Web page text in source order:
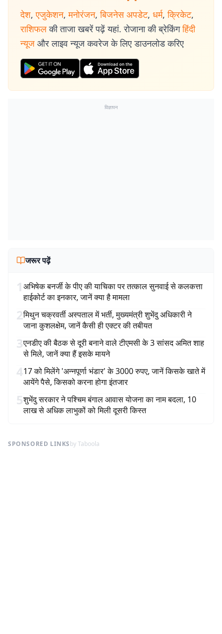
देश, एजुकेशन, मनोरंजन, बिजनेस अपडेट, धर्म, क्रिकेट,
राशिफल की ताजा खबरें पढ़ें यहां. रोजाना की ब्रेकिंग हिंदी
न्यूज और लाइव न्यूज कवरेज के लिए डाउनलोड करिए
विज्ञापन
जरूर पढ़ें
1अभिषेक बनर्जी के पीए की याचिका पर तत्काल सुनवाई से कलकत्ता
हाईकोर्ट का इनकार, जानें क्या है मामला
2मिथुन चक्रवर्ती अस्पताल में भर्ती, मुख्यमंत्री शुभेंदु अधिकारी ने
जाना कुशलक्षेम, जानें कैसी ही एक्टर की तबीयत
3एनडीए की बैठक से दूरी बनाने वाले टीएमसी के 3 सांसद अमित शाह
से मिले, जानें क्या हैं इसके मायने
417 को मिलेंगे 'अन्नपूर्णा भंडार' के 3000 रुपए, जानें किसके खाते में
आयेंगे पैसे, किसको करना होगा इंतजार
5शुभेंदु सरकार ने पश्चिम बंगाल आवास योजना का नाम बदला, 10
लाख से अधिक लाभुकों को मिली दूसरी किस्त
SPONSORED LINKSby Taboola